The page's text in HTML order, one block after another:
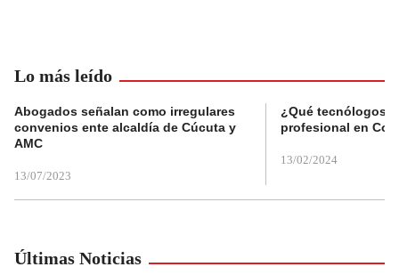
Lo más leído
Abogados señalan como irregulares
convenios ente alcaldía de Cúcuta y
AMC
13/07/2023
¿Qué tecnólogos
profesional en
13/02/2024
Últimas Noticias